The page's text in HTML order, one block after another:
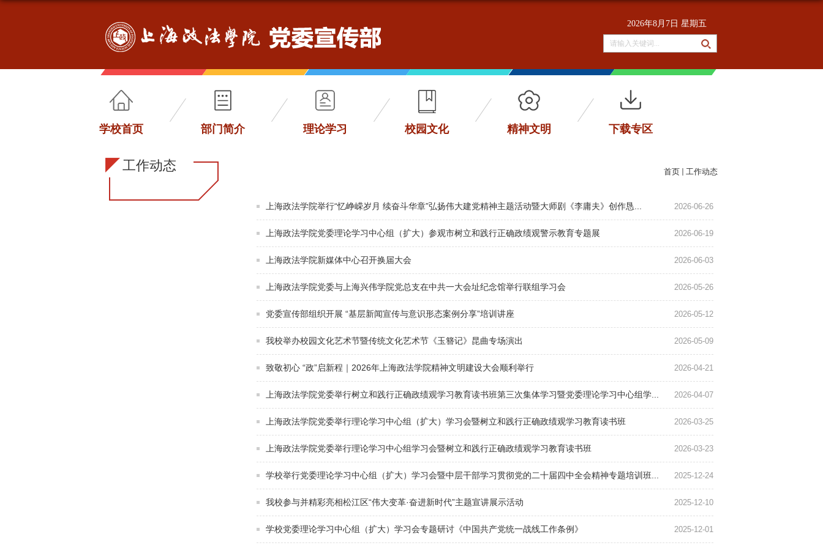
2026年8月7日 星期五
学校首页 部门简介 理论学习 校园文化 精神文明 下载专区
工作动态 首页 工作动态
上海政法学院举行“忆峥嵘岁月 续奋斗华章”弘扬伟大建党精神主题活动暨大师剧《李庸夫》创作恳... 2026-06-26
上海政法学院党委理论学习中心组（扩大）参观市树立和践行正确政绩观警示教育专题展 2026-06-19
上海政法学院新媒体中心召开换届大会 2026-06-03
上海政法学院党委与上海兴伟学院党总支在中共一大会址纪念馆举行联组学习会 2026-05-26
党委宣传部组织开展 “基层新闻宣传与意识形态案例分享”培训讲座 2026-05-12
我校举办校园文化艺术节暨传统文化艺术节《玉簪记》昆曲专场演出 2026-05-09
致敬初心 “政”启新程｜2026年上海政法学院精神文明建设大会顺利举行 2026-04-21
上海政法学院党委举行树立和践行正确政绩观学习教育读书班第三次集体学习暨党委理论学习中心组学... 2026-04-07
上海政法学院党委举行理论学习中心组（扩大）学习会暨树立和践行正确政绩观学习教育读书班 2026-03-25
上海政法学院党委举行理论学习中心组学习会暨树立和践行正确政绩观学习教育读书班 2026-03-23
学校举行党委理论学习中心组（扩大）学习会暨中层干部学习贯彻党的二十届四中全会精神专题培训班... 2025-12-24
我校参与并精彩亮相松江区“伟大变革·奋进新时代”主题宣讲展示活动 2025-12-10
学校党委理论学习中心组（扩大）学习会专题研讨《中国共产党统一战线工作条例》 2025-12-01